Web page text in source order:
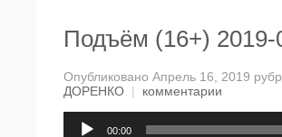
Подъём (16+) 2019-
Опубликовано Апрель 16, 2019
ДОРЕНКО | комментарии
00:00